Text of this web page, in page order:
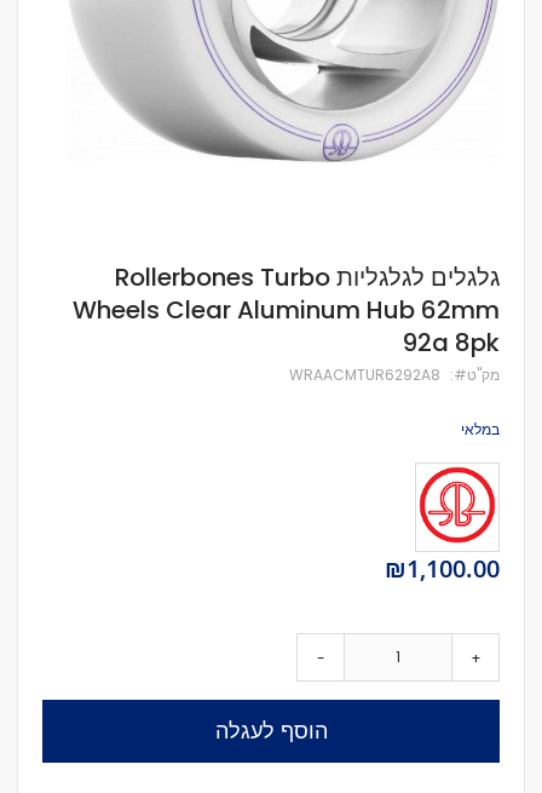
לדלג
להתחלה
של
גלריית
תמונות
גלגלים לגלגליות Rollerbones Turbo
Wheels Clear Aluminum Hub 62mm
92a 8pk
מק''ט WRAACMTUR6292A8
במלאי
₪1,100.00
- +
הוסף לעגלה